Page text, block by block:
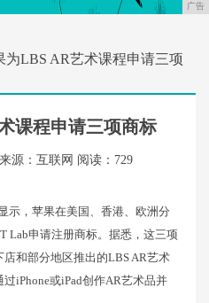
广告
为LBS AR艺术课程申请三项
课程申请三项商标
来源：互联网 阅读：729
示，苹果在美国、香港、欧洲分
Lab申请注册商标。据悉，这三项
和部分地区推出的LBS AR艺术
iPhone或iPad创作AR艺术品并